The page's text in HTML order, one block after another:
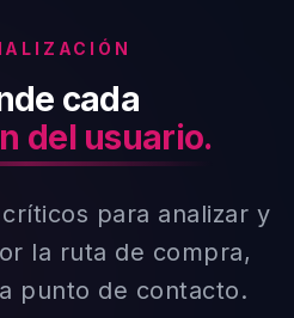
cada
del usuario.
para analizar y
la ruta de compra,
punto de contacto.